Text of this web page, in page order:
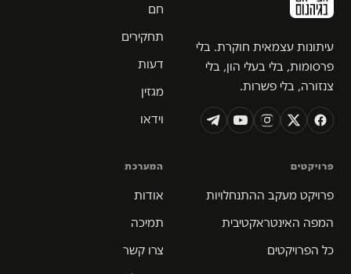
עיתונות עצמאית חוקרת. בלי
פרסומות, בלי בעלי הון, בלי
צנזורה, בלי פשרות.
חם
תחקירים
דעות
מגזין
וידאו
פרויקטים
פרויקט מעקב ההתנחלויות
המפה האינטראקטיבית
כל הפרויקטים
המערכת
אודות
תמיכה
צרו קשר